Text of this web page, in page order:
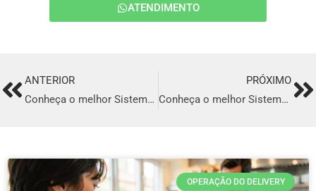
ATENDIMENTO
PrevANTERIOR
Conheça o melhor Sistema para Delivery em Arapongas
PRÓXIMO
Conheça o melhor Sistema para Delivery em Corumbá
OPERAÇÃO DO DELIVERY